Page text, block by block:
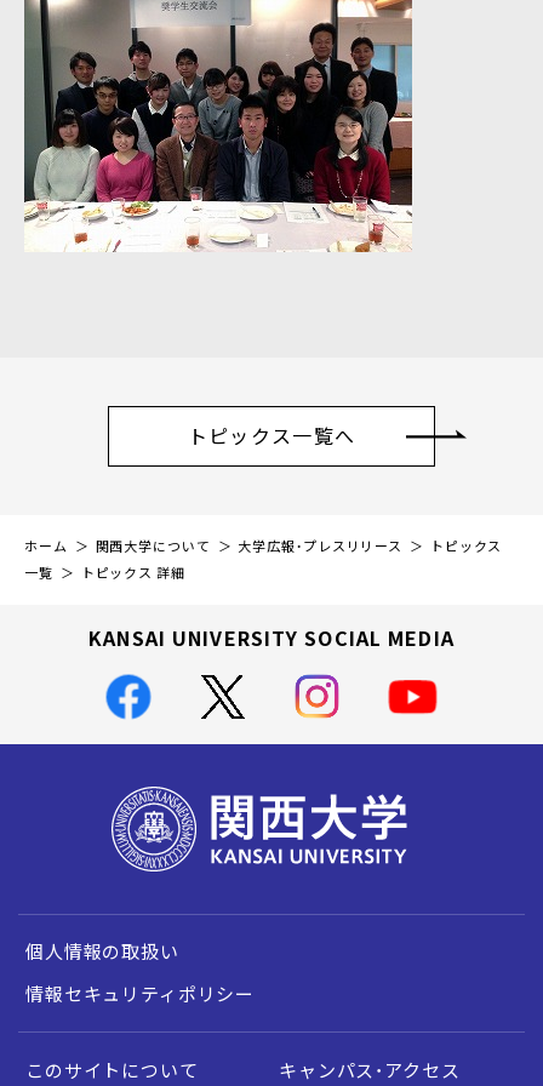
トピックス一覧へ
ホーム 関西大学について 大学広報・プレスリリース
トピックス
一覧
トピックス 詳細
KANSAI UNIVERSITY SOCIAL MEDIA
個人情報の取扱い
情報セキュリティポリシー
このサイトについて キャンパス・アクセス